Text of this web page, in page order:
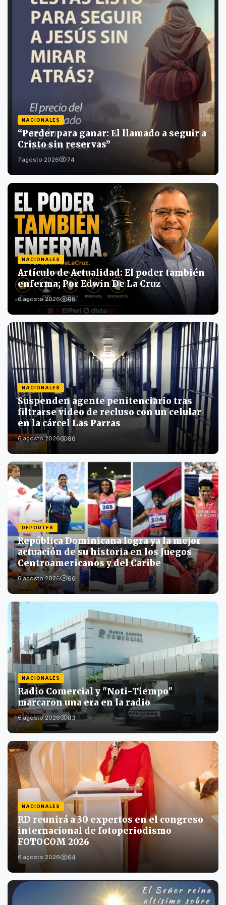
NACIONALES
“Perder para ganar: El llamado a seguir a
Cristo sin reservas”
7 agosto 2026 74
NACIONALES
Artículo de Actualidad: El poder también
enferma; Por Edwin De La Cruz
6 agosto 2026 86
NACIONALES
Suspenden agente penitenciario tras
filtrarse video de recluso con un celular
en la cárcel Las Parras
6 agosto 2026 86
DEPORTES
República Dominicana logra ya la mejor
actuación de su historia en los Juegos
Centroamericanos y del Caribe
6 agosto 2026 66
NACIONALES
Radio Comercial y "Noti-Tiempo"
marcaron una era en la radio
6 agosto 2026 83
NACIONALES
RD reunirá a 30 expertos en el congreso
internacional de fotoperiodismo
FOTOCOM 2026
6 agosto 2026 64